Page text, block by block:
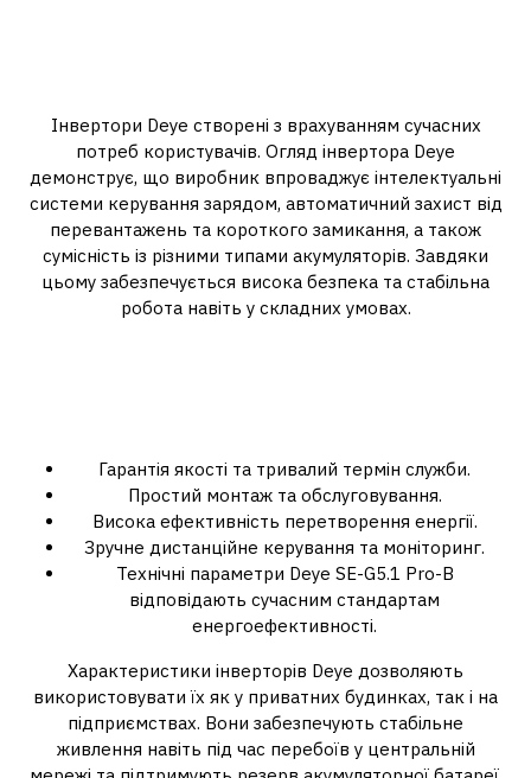
Інвертори Deye створені з врахуванням сучасних
потреб користувачів. Огляд інвертора Deye
демонструє, що виробник впроваджує інтелектуальні
системи керування зарядом, автоматичний захист від
перевантажень та короткого замикання, а також
сумісність із різними типами акумуляторів. Завдяки
цьому забезпечується висока безпека та стабільна
робота навіть у складних умовах.
Гарантія якості та тривалий термін служби.
Простий монтаж та обслуговування.
Висока ефективність перетворення енергії.
Зручне дистанційне керування та моніторинг.
Технічні параметри Deye SE-G5.1 Pro-B
відповідають сучасним стандартам
енергоефективності.
Характеристики інверторів Deye дозволяють
використовувати їх як у приватних будинках, так і на
підприємствах. Вони забезпечують стабільне
живлення навіть під час перебоїв у центральній